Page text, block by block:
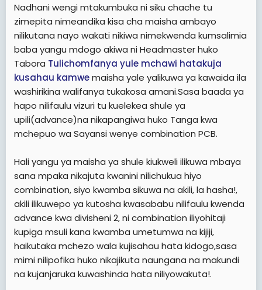
Nadhani wengi mtakumbuka ni siku chache tu
zimepita nimeandika kisa cha maisha ambayo
nilikutana nayo wakati nikiwa nimekwenda kumsalimia
baba yangu mdogo akiwa ni Headmaster huko
Tabora Tulichomfanya yule mchawi hatakuja
kusahau kamwemaisha yale yalikuwa ya kawaida ila
washirikina walifanya tukakosa amani.Sasa baada ya
hapo nilifaulu vizuri tu kuelekea shule ya
upili(advance)na nikapangiwa huko Tanga kwa
mchepuo wa Sayansi wenye combination PCB.
Hali yangu ya maisha ya shule kiukweli ilikuwa mbaya
sana mpaka nikajuta kwanini nilichukua hiyo
combination, siyo kwamba sikuwa na akili, la hasha!,
akili ilikuwepo ya kutosha kwasababu nilifaulu kwenda
advance kwa divisheni 2, ni combination iliyohitaji
kupiga msuli kana kwamba umetumwa na kijiji,
haikutaka mchezo wala kujisahau hata kidogo,sasa
mimi nilipofika huko nikajikuta naungana na makundi
na kujanjaruka kuwashinda hata niliyowakuta!.